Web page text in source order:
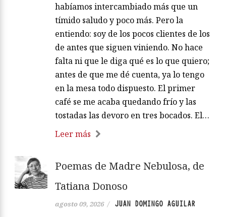
habíamos intercambiado más que un
tímido saludo y poco más. Pero la
entiendo: soy de los pocos clientes de los
de antes que siguen viniendo. No hace
falta ni que le diga qué es lo que quiero;
antes de que me dé cuenta, ya lo tengo
en la mesa todo dispuesto. El primer
café se me acaba quedando frío y las
tostadas las devoro en tres bocados. El…
Leer más
Poemas de Madre Nebulosa, de
Tatiana Donoso
agosto 09, 2026 / JUAN DOMINGO AGUILAR